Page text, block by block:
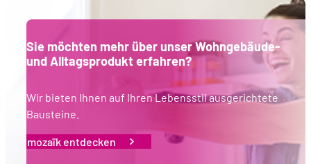
Sie möchten mehr über unser Wohngebäude-
und Alltagsprodukt erfahren?
Wir bieten Ihnen auf Ihren Lebensstil ausgerichtete
Bausteine.
mozaïk entdecken